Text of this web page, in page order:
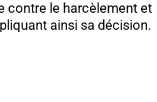
contre le harcèlement et
ainsi sa décision.